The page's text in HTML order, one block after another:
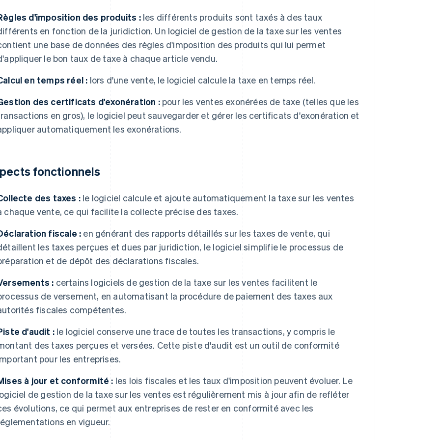
d'imposition des produits :les différents produits sont taxés à des taux
en fonction de la juridiction. Un logiciel de gestion de la taxe sur les ventes
une base de données des règles d'imposition des produits qui lui permet
le bon taux de taxe à chaque article vendu.
en temps réel : lors d'une vente, le logiciel calcule la taxe en temps réel.
des certificats d'exonération :pour les ventes exonérées de taxe (telles que les
en gros), le logiciel peut sauvegarder et gérer les certificats d'exonération et
automatiquement les exonérations.
fonctionnels
des taxes : le logiciel calcule et ajoute automatiquement la taxe sur les ventes
chaque vente, ce qui facilite la collecte précise des taxes.
fiscale : en générant des rapports détaillés sur les taxes de vente, qui
les taxes perçues et dues par juridiction, le logiciel simplifie le processus de
et de dépôt des déclarations fiscales.
: certains logiciels de gestion de la taxe sur les ventes facilitent le
de versement, en automatisant la procédure de paiement des taxes aux
fiscales compétentes.
d'audit : le logiciel conserve une trace de toutes les transactions, y compris le
des taxes perçues et versées. Cette piste d'audit est un outil de conformité
pour les entreprises.
à jour et conformité : les lois fiscales et les taux d'imposition peuvent évoluer. Le
de gestion de la taxe sur les ventes est régulièrement mis à jour afin de refléter
évolutions, ce qui permet aux entreprises de rester en conformité avec les
en vigueur.